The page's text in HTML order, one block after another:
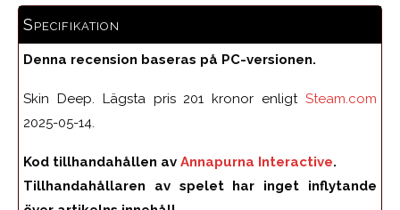
Specifikation
Denna recension baseras på PC-versionen.
Skin Deep. Lägsta pris 201 kronor enligt Steam.com
2025-05-14.
Kod tillhandahållen av Annapurna Interactive.
Tillhandahållaren av spelet har inget inflytande